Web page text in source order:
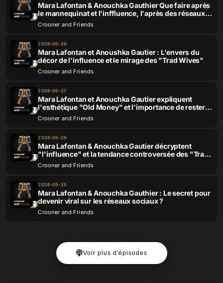
Mara Lafontan & Anouchka Gauthier Que faire après
le mannequinat et l'inffluence, l'après des réseaux
sociaux ?
Crooner and Friends
2026-05-28
Mara Lafontan et Anoushka Gautier : L'envers du
décor de l'influence et le mirage des "Trad Wives"
Crooner and Friends
2026-05-27
Mara Lafontan et Anouchka Gautier expliquent
l'esthétique "Old Money" et l'importance de rester
soi-même
Crooner and Friends
2026-05-26
Mara Lafontan & Anouchka Gautier décryptent
"l'influence" et la tendance controversée des "Trad
Wives"
Crooner and Friends
2026-05-25
Mara Lafontan & Anouchka Gauthier : Le secret pour
devenir viral sur les réseaux sociaux ?
Crooner and Friends
Voir plus d'épisodes